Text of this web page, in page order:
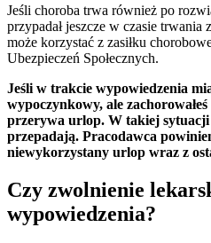
Jeśli choroba trwa również po
przypadał jeszcze w czasie
może korzystać z zasiłku
Ubezpieczeń Społecznych.
Jeśli w trakcie wypowiedzenia
wypoczynkowy, ale
przerywa urlop. W takiej
przepadają. Pracodawca
niewykorzystany urlop wraz z
Czy zwolnienie
wypowiedzenia?